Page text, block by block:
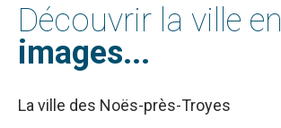
Découvrir la ville en
images...
La ville des Noës-près-Troyes